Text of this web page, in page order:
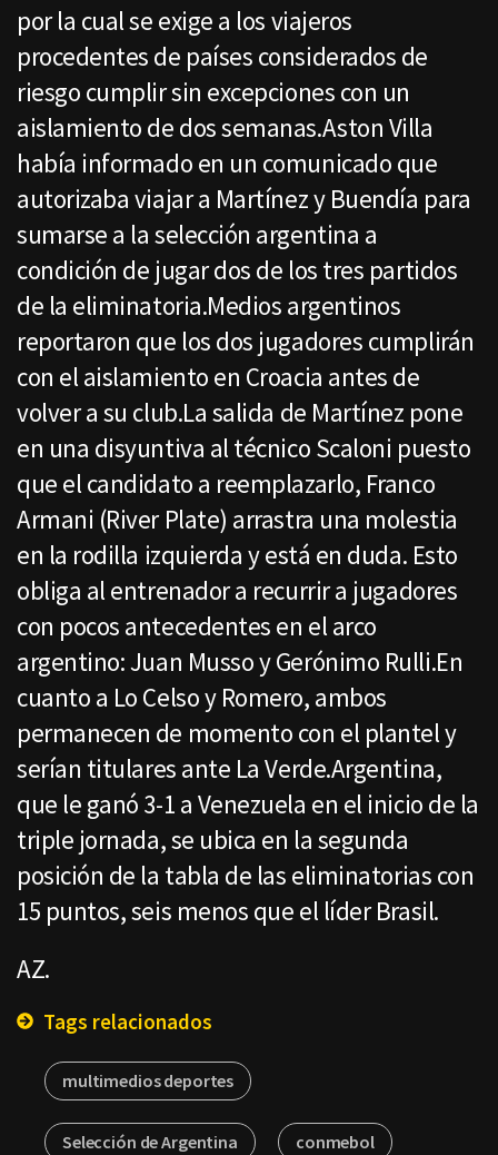
por la cual se exige a los viajeros
procedentes de países considerados de
riesgo cumplir sin excepciones con un
aislamiento de dos semanas.Aston Villa
había informado en un comunicado que
autorizaba viajar a Martínez y Buendía para
sumarse a la selección argentina a
condición de jugar dos de los tres partidos
de la eliminatoria.Medios argentinos
reportaron que los dos jugadores cumplirán
con el aislamiento en Croacia antes de
volver a su club.La salida de Martínez pone
en una disyuntiva al técnico Scaloni puesto
que el candidato a reemplazarlo, Franco
Armani (River Plate) arrastra una molestia
en la rodilla izquierda y está en duda. Esto
obliga al entrenador a recurrir a jugadores
con pocos antecedentes en el arco
argentino: Juan Musso y Gerónimo Rulli.En
cuanto a Lo Celso y Romero, ambos
permanecen de momento con el plantel y
serían titulares ante La Verde.Argentina,
que le ganó 3-1 a Venezuela en el inicio de la
triple jornada, se ubica en la segunda
posición de la tabla de las eliminatorias con
15 puntos, seis menos que el líder Brasil.
AZ.
Tags relacionados
multimedios deportes
Selección de Argentina conmebol